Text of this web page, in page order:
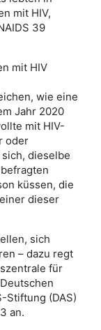
mit HIV,
39
mit HIV
wie eine
Jahr 2020
mit HIV-
oder
dieselbe
küssen, die
dieser
sich
– dazu regt
für
Stiftung (DAS)
an.